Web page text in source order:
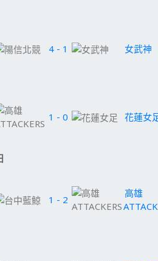
4 - 1 女武神
1 - 0 花蓮女
1 - 2
高雄